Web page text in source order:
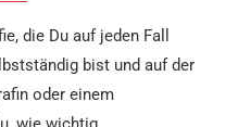
die Du auf jeden Fall
bist und auf der
oder einem